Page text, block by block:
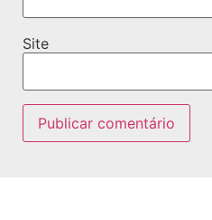
Site